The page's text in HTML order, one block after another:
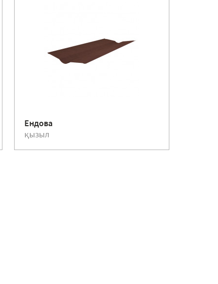
Ендова
қызыл